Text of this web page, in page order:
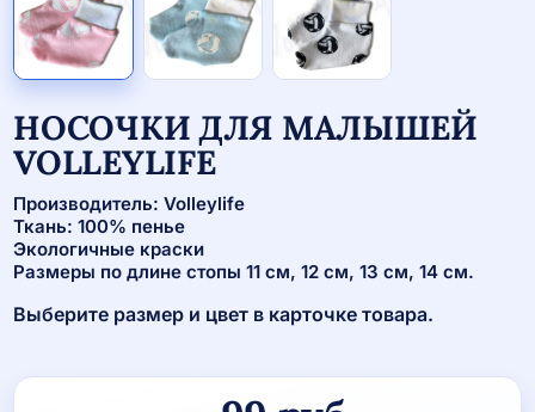
НОСОЧКИ ДЛЯ МАЛЫШЕЙ
VOLLEYLIFE
Производитель: Volleylife
Ткань: 100% пенье
Экологичные краски
Размеры по длине стопы 11 см, 12 см, 13 см, 14 см.
Выберите размер и цвет в карточке товара.